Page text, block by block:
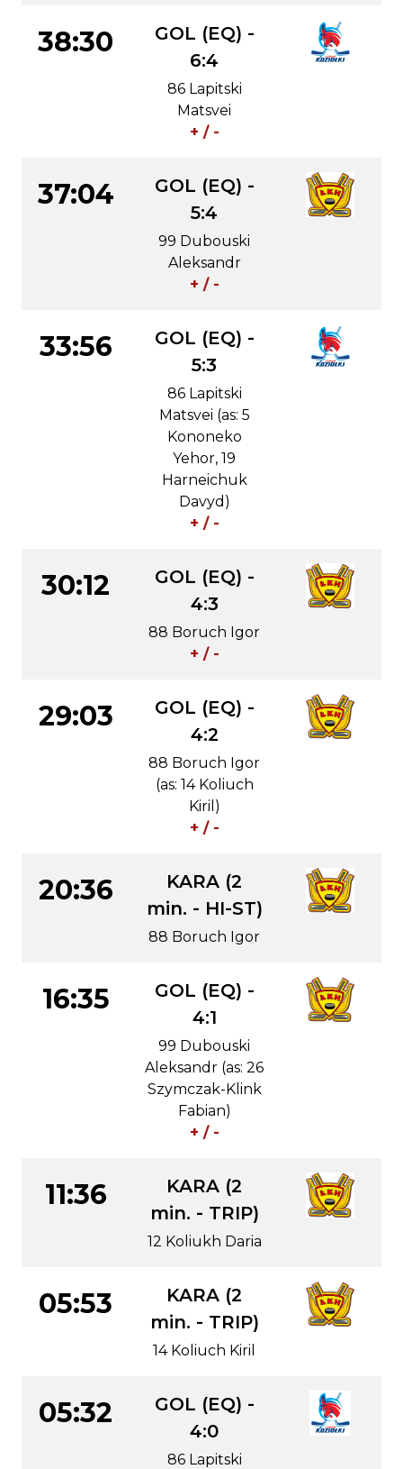
38:30
GOL (EQ) -
6:4
86 Lapitski
Matsvei
+ / -
37:04
GOL (EQ) -
5:4
99 Dubouski
Aleksandr
+ / -
33:56
GOL (EQ) -
5:3
86 Lapitski
Matsvei (as: 5
Kononeko
Yehor, 19
Harneichuk
Davyd)
+ / -
30:12
GOL (EQ) -
4:3
88 Boruch Igor
+ / -
29:03
GOL (EQ) -
4:2
88 Boruch Igor
(as: 14 Koliuch
Kiril)
+ / -
20:36
KARA (2
min. - HI-ST)
88 Boruch Igor
16:35
GOL (EQ) -
4:1
99 Dubouski
Aleksandr (as: 26
Szymczak-Klink
Fabian)
+ / -
11:36
KARA (2
min. - TRIP)
12 Koliukh Daria
05:53
KARA (2
min. - TRIP)
14 Koliuch Kiril
05:32
GOL (EQ) -
4:0
86 Lapitski